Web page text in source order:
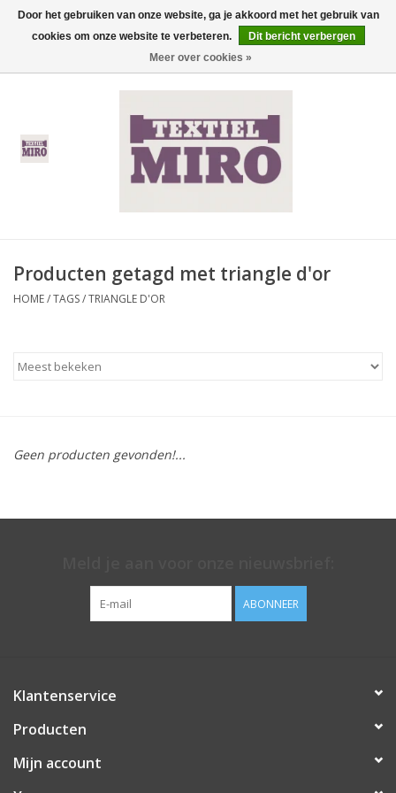
0 Artikelen - €0,00
Heren
Thermisch ondergoed
Producten getagd met triangle d'or
HOME/TAGS/TRIANGLE D'OR
Geen producten gevonden!...
ABONNEER
Klantenservice
Producten
Mijn account
Door het gebruiken van onze website, ga je akkoord met het gebruik van
cookies om onze website te verbeteren.
Dit bericht verbergen
Meer over cookies »